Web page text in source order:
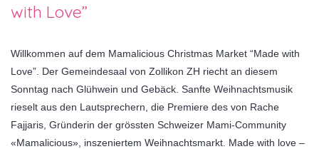
with Love”
Willkommen auf dem Mamalicious Christmas Market “Made with
Love”. Der Gemeindesaal von Zollikon ZH riecht an diesem
Sonntag nach Glühwein und Gebäck. Sanfte Weihnachtsmusik
rieselt aus den Lautsprechern, die Premiere des von Rache
Fajjaris, Gründerin der grössten Schweizer Mami-Community
«Mamalicious», inszeniertem Weihnachtsmarkt. Made with love –